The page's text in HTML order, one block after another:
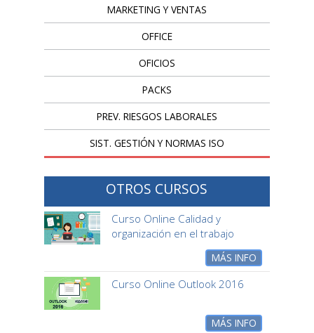
MARKETING Y VENTAS
OFFICE
OFICIOS
PACKS
PREV. RIESGOS LABORALES
SIST. GESTIÓN Y NORMAS ISO
OTROS CURSOS
Curso Online Calidad y
organización en el trabajo
MÁS INFO
Curso Online Outlook 2016
MÁS INFO